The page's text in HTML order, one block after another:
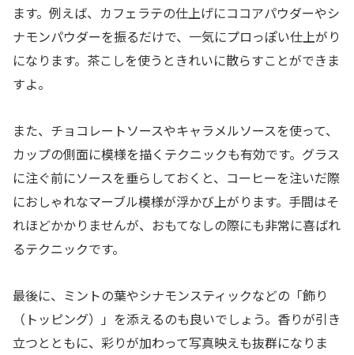
ます。例えば、カフェラテの仕上げにココアパウダーやシ
ナモンパウダーを振るだけで、一気にプロっぽい仕上がり
になります。茶こしを使うときれいに散らすことができま
すよ。
また、チョコレートソースやキャラメルソースを使って、
カップの側面に模様を描くテクニックも有効です。グラス
に注ぐ前にソースを垂らしておくと、コーヒーを注いだ際
におしゃれなマーブル模様が浮かび上がります。手間はそ
れほどかかりませんが、おもてなしの際にも非常に喜ばれ
るテクニックです。
最後に、ミントの葉やシナモンスティックなどの「飾り
（トッピング）」を添えるのも良いでしょう。香りが引き
立つとともに、彩りが加わって写真映えも抜群になりま